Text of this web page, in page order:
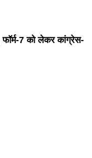
7 को लेकर कांग्रेस-